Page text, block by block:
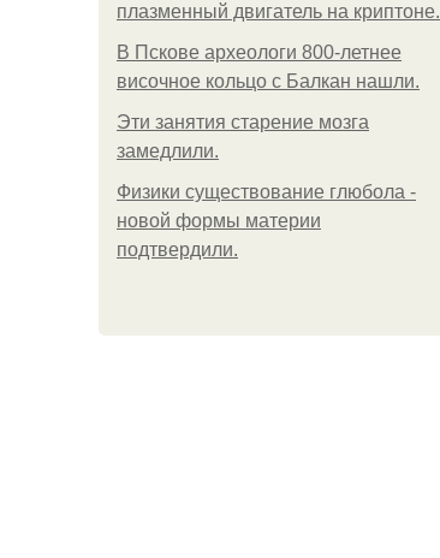
плазменный двигатель на криптоне.
В Пскове археологи 800-летнее
височное кольцо с Балкан нашли.
Эти занятия старение мозга
замедлили.
Физики существование глюбола -
новой формы материи
подтвердили.